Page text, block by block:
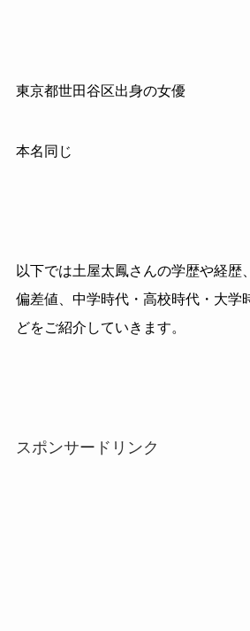
東京都世田谷区出身の女優
本名同じ
以下では土屋太鳳さんの学歴や経歴
偏差値、中学時代・高校時代・大学
どをご紹介していきます。
スポンサードリンク